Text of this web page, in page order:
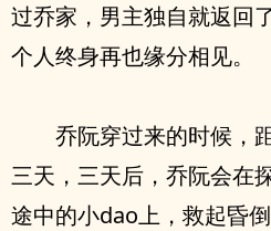
过乔家，男主独自就返回
个人终⾝再也缘分相见。
乔阮穿过来的时候，距
三天，三天后，乔阮会在
途‮的中‬小dao上，救起